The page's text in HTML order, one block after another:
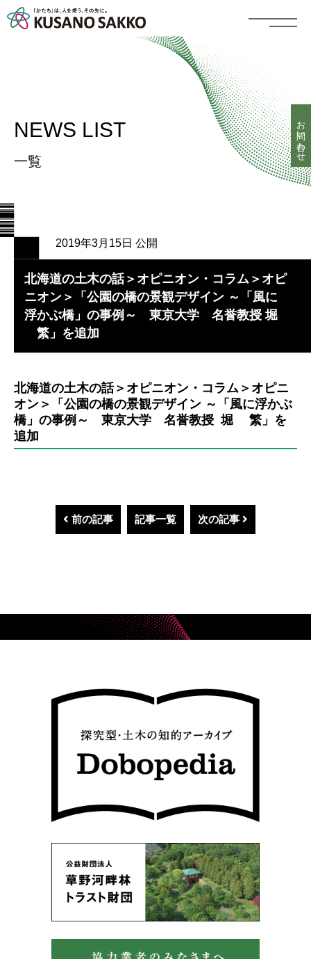
NEWS LIST
一覧
2019年3月15日 公開
北海道の土木の話＞オピニオン・コラム＞オピ
ニオン＞「公園の橋の景観デザイン ～「風に
浮かぶ橋」の事例～ 東京大学 名誉教授 堀
繁」を追加
北海道の土木の話＞オピニオン・コラム＞オピニ
オン＞「公園の橋の景観デザイン ～「風に浮かぶ
橋」の事例～ 東京大学 名誉教授 堀 繁」を
追加
前の記事 記事一覧 次の記事
お問い合わせ